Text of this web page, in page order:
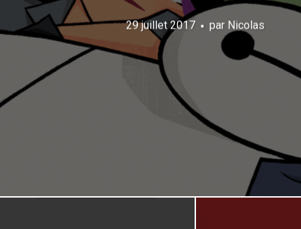
29 juillet 2017 par Nicolas